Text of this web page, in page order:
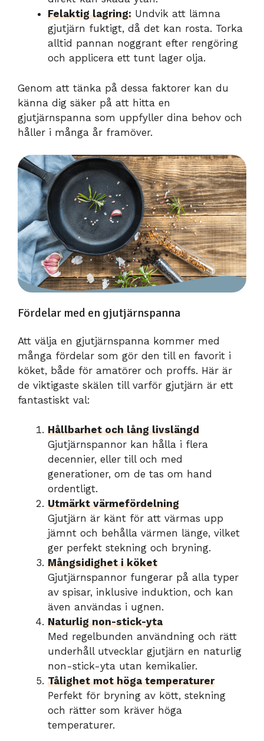
Felaktig lagring: Undvik att lämna
gjutjärn fuktigt, då det kan rosta. Torka
alltid pannan noggrant efter rengöring
och applicera ett tunt lager olja.
Genom att tänka på dessa faktorer kan du
känna dig säker på att hitta en
gjutjärnspanna som uppfyller dina behov och
håller i många år framöver.
Fördelar med en gjutjärnspanna
Att välja en gjutjärnspanna kommer med
många fördelar som gör den till en favorit i
köket, både för amatörer och proffs. Här är
de viktigaste skälen till varför gjutjärn är ett
fantastiskt val:
Hållbarhet och lång livslängd
Gjutjärnspannor kan hålla i flera
decennier, eller till och med
generationer, om de tas om hand
ordentligt.
Utmärkt värmefördelning
Gjutjärn är känt för att värmas upp
jämnt och behålla värmen länge, vilket
ger perfekt stekning och bryning.
Mångsidighet i köket
Gjutjärnspannor fungerar på alla typer
av spisar, inklusive induktion, och kan
även användas i ugnen.
Naturlig non-stick-yta
Med regelbunden användning och rätt
underhåll utvecklar gjutjärn en naturlig
non-stick-yta utan kemikalier.
Tålighet mot höga temperaturer
Perfekt för bryning av kött, stekning
och rätter som kräver höga
temperaturer.